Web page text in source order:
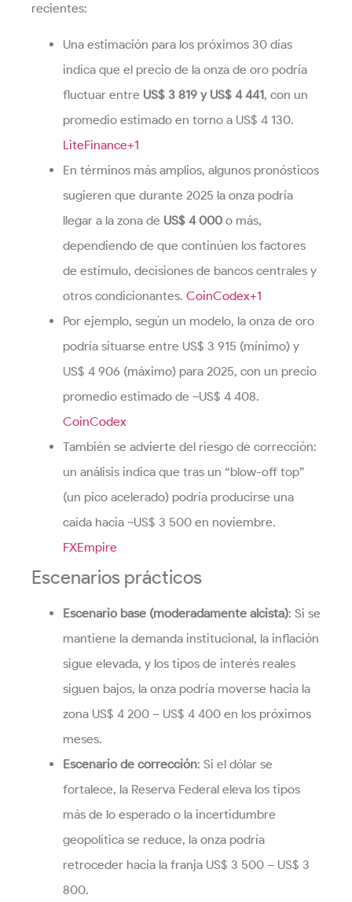
recientes:
Una estimación para los próximos 30 días
indica que el precio de la onza de oro podría
fluctuar entre US$ 3 819 y US$ 4 441, con un
promedio estimado en torno a US$ 4 130.
LiteFinance+1
En términos más amplios, algunos pronósticos
sugieren que durante 2025 la onza podría
llegar a la zona de US$ 4 000 o más,
dependiendo de que continúen los factores
de estímulo, decisiones de bancos centrales y
otros condicionantes. CoinCodex+1
Por ejemplo, según un modelo, la onza de oro
podría situarse entre US$ 3 915 (mínimo) y
US$ 4 906 (máximo) para 2025, con un precio
promedio estimado de ~US$ 4 408.
CoinCodex
También se advierte del riesgo de corrección:
un análisis indica que tras un “blow-off top”
(un pico acelerado) podría producirse una
caída hacia ~US$ 3 500 en noviembre.
FXEmpire
Escenarios prácticos
Escenario base (moderadamente alcista): Si se
mantiene la demanda institucional, la inflación
sigue elevada, y los tipos de interés reales
siguen bajos, la onza podría moverse hacia la
zona US$ 4 200 – US$ 4 400 en los próximos
meses.
Escenario de corrección: Si el dólar se
fortalece, la Reserva Federal eleva los tipos
más de lo esperado o la incertidumbre
geopolítica se reduce, la onza podría
retroceder hacia la franja US$ 3 500 – US$ 3
800.